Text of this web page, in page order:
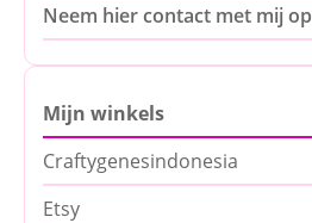
Neem hier contact met mij op
Mijn winkels
Craftygenesindonesia
Etsy